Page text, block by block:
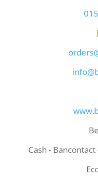
Cash -